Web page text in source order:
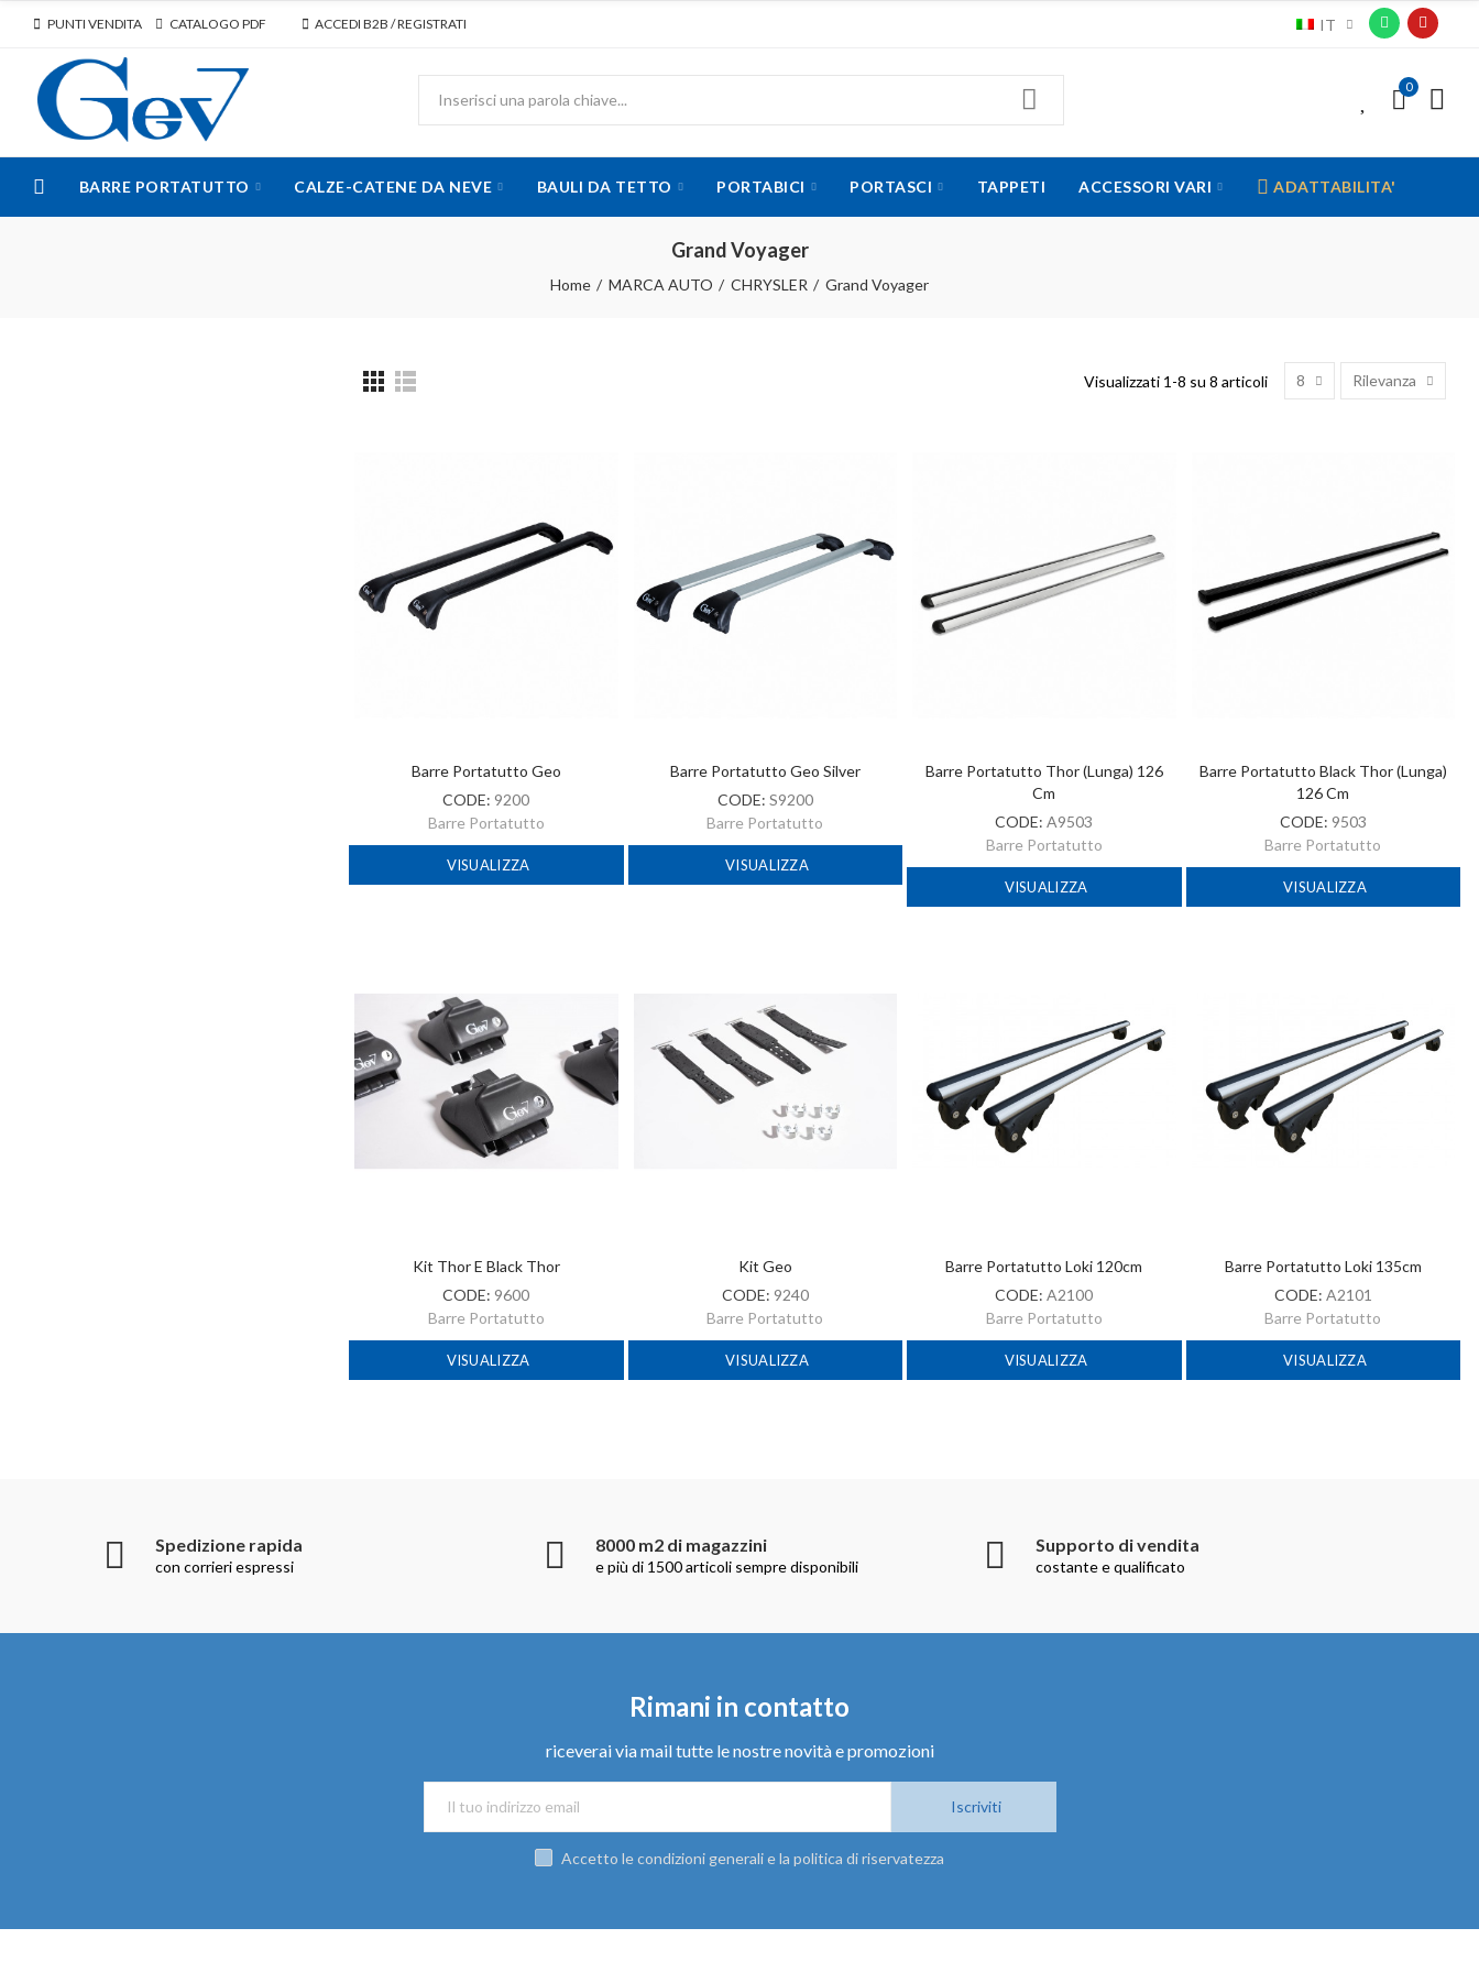
PUNTI VENDITA CATALOGO PDF ACCEDI B2B / REGISTRATI IT
0
BARRE PORTATUTTO CALZE-CATENE DA NEVE BAULI DA TETTO PORTABICI PORTASCI TAPPETI ACCESSORI VARI ADATTABILITA'
Grand Voyager
Home MARCA AUTO CHRYSLER Grand Voyager
Visualizzati 1-8 su 8 articoli 8 Rilevanza
Barre Portatutto Geo
CODE: 9200
Barre Portatutto
VISUALIZZA
Barre Portatutto Geo Silver
CODE: S9200
Barre Portatutto
VISUALIZZA
Barre Portatutto Thor (lunga) 126
Cm
CODE:A9503
Barre Portatutto
VISUALIZZA
Barre Portatutto Black Thor (lunga)
126 Cm
CODE: 9503
Barre Portatutto
VISUALIZZA
Kit Thor E Black Thor
CODE: 9600
Barre Portatutto
VISUALIZZA
Kit Geo
CODE: 9240
Barre Portatutto
VISUALIZZA
Barre Portatutto Loki 120cm
CODE:A2100
Barre Portatutto
VISUALIZZA
Barre Portatutto Loki 135cm
CODE: A2101
Barre Portatutto
VISUALIZZA
Spedizione rapida
con corrieri espressi
8000 m2 di magazzini
e più di 1500 articoli sempre disponibili
Supporto di vendita
costante e qualificato
Rimani in contatto
riceverai via mail tutte le nostre novità e promozioni
Iscriviti
Accetto le condizioni generali e la politica di riservatezza